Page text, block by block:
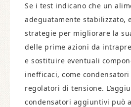
Se i test indicano che un
adeguatamente stabilizzato,
strategie per migliorare la
delle prime azioni da
e sostituire eventuali
inefficaci, come
regolatori di tensione.
condensatori aggiuntivi può